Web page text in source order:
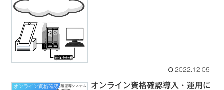
2022.12.05
オンライン資格確認
オンライン資格確認導入・運用に